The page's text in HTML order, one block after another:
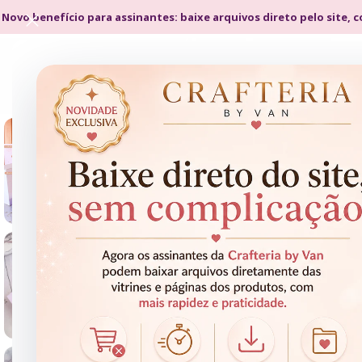
Novo benefício para assinantes: baixe arquivos direto pelo site,
- 88%